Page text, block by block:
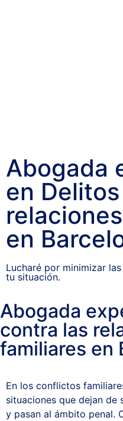
Abogada
en
en
Lucharé por minimizar
tu situación.
Abogada
contra las
familiares en
En los conflictos
situaciones que dejan de
y pasan al ámbito penal.